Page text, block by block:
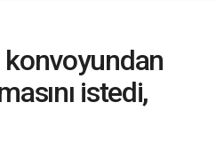
konvoyundan
istedi,